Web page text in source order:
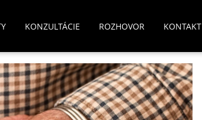
KONZULTÁCIE ROZHOVOR KONTAKT